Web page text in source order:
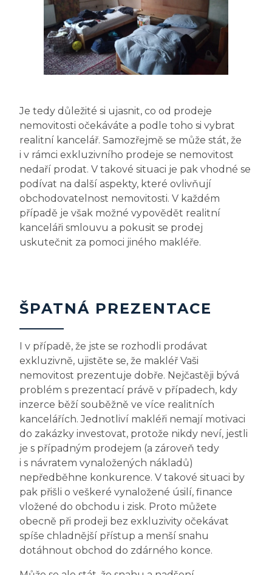
Je tedy důležité si ujasnit, co od prodeje
nemovitosti očekáváte a podle toho si vybrat
realitní kancelář. Samozřejmě se může stát, že
i v rámci exkluzivního prodeje se nemovitost
nedaří prodat. V takové situaci je pak vhodné se
podívat na další aspekty, které ovlivňují
obchodovatelnost nemovitosti. V každém
případě je však možné vypovědět realitní
kanceláři smlouvu a pokusit se prodej
uskutečnit za pomoci jiného makléře.
ŠPATNÁ PREZENTACE
I v případě, že jste se rozhodli prodávat
exkluzivně, ujistěte se, že makléř Vaši
nemovitost prezentuje dobře. Nejčastěji bývá
problém s prezentací právě v případech, kdy
inzerce běží souběžně ve více realitních
kancelářích. Jednotliví makléři nemají motivaci
do zakázky investovat, protože nikdy neví, jestli
je s případným prodejem (a zároveň tedy
i s návratem vynaložených nákladů)
nepředběhne konkurence. V takové situaci by
pak přišli o veškeré vynaložené úsilí, finance
vložené do obchodu i zisk. Proto můžete
obecně při prodeji bez exkluzivity očekávat
spíše chladnější přístup a menší snahu
dotáhnout obchod do zdárného konce.